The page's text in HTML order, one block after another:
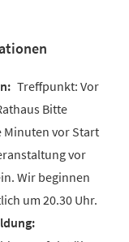
Treffpunkt: Vor
Bitte
Minuten vor Start
vor
Wir beginnen
um 20.30 Uhr.